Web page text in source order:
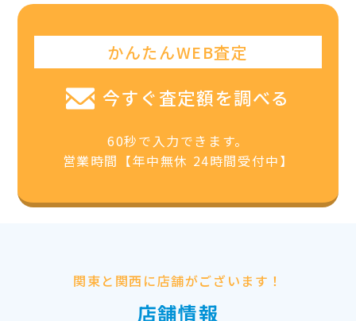
かんたんWEB査定
今すぐ査定額を調べる
60秒で入力できます。
営業時間【年中無休 24時間受付中】
関東と関西に店舗がございます！
店舗情報